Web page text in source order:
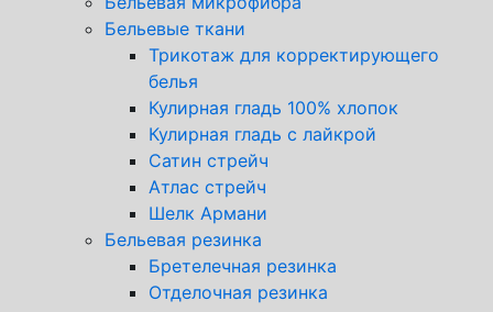
Бельевые ткани
Трикотаж для корректирующего
белья
Кулирная гладь 100% хлопок
Кулирная гладь с лайкрой
Сатин стрейч
Атлас стрейч
Шелк Армани
Бельевая резинка
Бретелечная резинка
Отделочная резинка